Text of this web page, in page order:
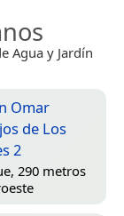
Agua y Jardín
Omar
de Los
2
290 metros